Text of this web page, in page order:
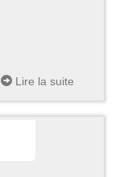
Lire la suite